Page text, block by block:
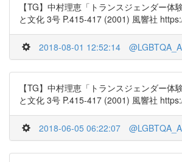
【TG】中村理恵「トランスジェンダー体
と文化 3号 P.415-417 (2001) 風響社
2018-08-01 12:52:14
【TG】中村理恵「トランスジェンダー体
と文化 3号 P.415-417 (2001) 風響社
2018-06-05 06:22:07